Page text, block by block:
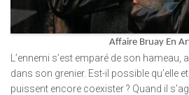
Affaire Bruay En
L’ennemi s’est emparé de son
dans son grenier. Est-il possible qu’elle
puissent encore coexister ? Quand il